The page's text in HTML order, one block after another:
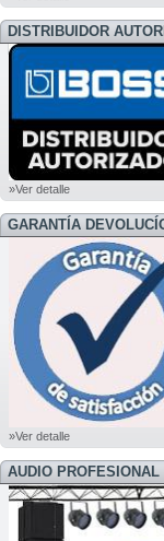
DISTRIBUIDOR
BOSS
»Ver detalle
GARANTÍA
»Ver detalle
AUDIO PROFESIONAL